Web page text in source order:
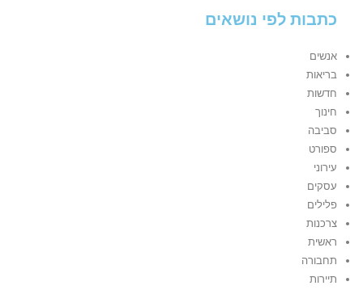
כתבות לפי נושאים
אנשים
בריאות
חדשות
חינוך
סביבה
ספורט
עירוני
עסקים
פלילים
צרכנות
ראשית
תחבורה
תיירות